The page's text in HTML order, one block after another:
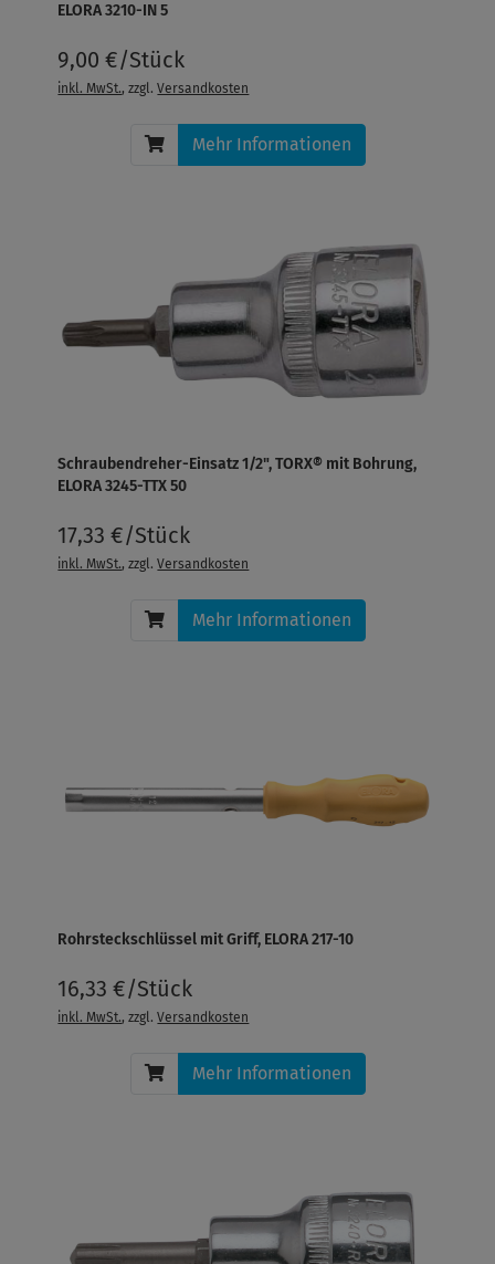
ELORA 3210-IN 5
9,00 €/Stück
inkl. MwSt., zzgl.Versandkosten
Mehr Informationen
Schraubendreher-Einsatz 1/2", TORX® mit Bohrung,
ELORA 3245-TTX 50
17,33 €/Stück
inkl. MwSt., zzgl.Versandkosten
Mehr Informationen
Rohrsteckschlüssel mit Griff, ELORA 217-10
16,33 €/Stück
inkl. MwSt., zzgl.Versandkosten
Mehr Informationen